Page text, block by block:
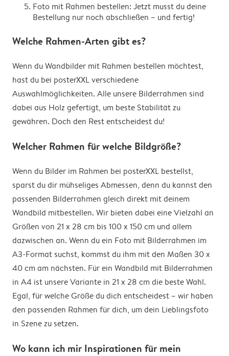
Foto mit Rahmen bestellen: Jetzt musst du deine
Bestellung nur noch abschließen – und fertig!
Welche Rahmen-Arten gibt es?
Wenn du Wandbilder mit Rahmen bestellen möchtest,
hast du bei posterXXL verschiedene
Auswahlmöglichkeiten. Alle unsere Bilderrahmen sind
dabei aus Holz gefertigt, um beste Stabilität zu
gewähren. Doch den Rest entscheidest du!
Welcher Rahmen für welche Bildgröße?
Wenn du Bilder im Rahmen bei posterXXL bestellst,
sparst du dir mühseliges Abmessen, denn du kannst den
passenden Bilderrahmen gleich direkt mit deinem
Wandbild mitbestellen. Wir bieten dabei eine Vielzahl an
Größen von 21 x 28 cm bis 100 x 150 cm und allem
dazwischen an. Wenn du ein Foto mit Bilderrahmen im
A3-Format suchst, kommst du ihm mit den Maßen 30 x
40 cm am nächsten. Für ein Wandbild mit Bilderrahmen
in A4 ist unsere Variante in 21 x 28 cm die beste Wahl.
Egal, für welche Größe du dich entscheidest – wir haben
den passenden Rahmen für dich, um dein Lieblingsfoto
in Szene zu setzen.
Wo kann ich mir Inspirationen für mein